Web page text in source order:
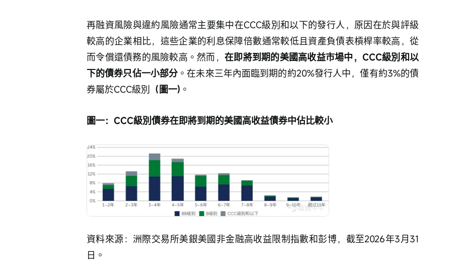
再融資風險與違約風險通常主要集中在CCC級別和以下的發行人，原因在於與評級
較高的企業相比，這些企業的利息保障倍數通常較低且資產負債表槓桿率較高，從
而令償還債務的風險較高。然而， 在即將到期的美國高收益市場中，CCC級別和以
下的債券只佔一小部分 。在未來三年內面臨到期的約20%發行人中，僅有約3%的債
券屬於CCC級別 （圖一) 。
圖一：CCC級別債券在即將到期的美國高收益債券中佔比較小
資料來源：洲際交易所美銀美國非金融高收益限制指數和彭博，截至2026年3月31
日。